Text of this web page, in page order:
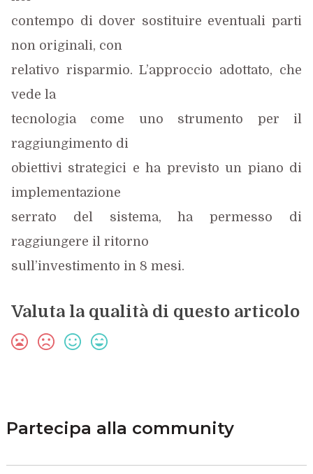
contempo di dover sostituire eventuali parti
non originali, con
relativo risparmio. L’approccio adottato, che
vede la
tecnologia come uno strumento per il
raggiungimento di
obiettivi strategici e ha previsto un piano di
implementazione
serrato del sistema, ha permesso di
raggiungere il ritorno
sull’investimento in 8 mesi.
Valuta la qualità di questo articolo
Partecipa alla community